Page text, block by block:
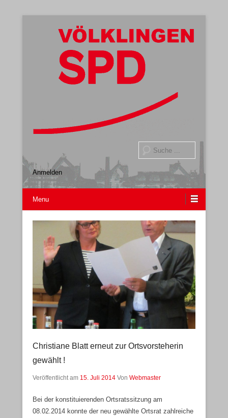
Anmelden
Menu
Christiane Blatt erneut zur Ortsvorsteherin
gewählt !
Veröffentlicht am 15. Juli 2014 Von Webmaster
Bei der konstituierenden Ortsratssitzung am
08.02.2014 konnte der neu gewählte Ortsrat zahlreiche